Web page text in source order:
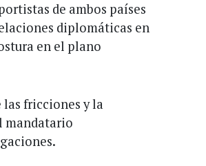
de ambos países
diplomáticas en
en el plano
fricciones y la
mandatario